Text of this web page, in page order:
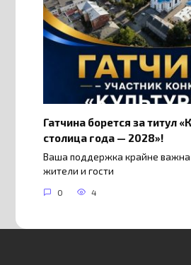
Гатчина борется за титул
столица года — 2028»!
Ваша поддержка крайне
жители и гости
0 4